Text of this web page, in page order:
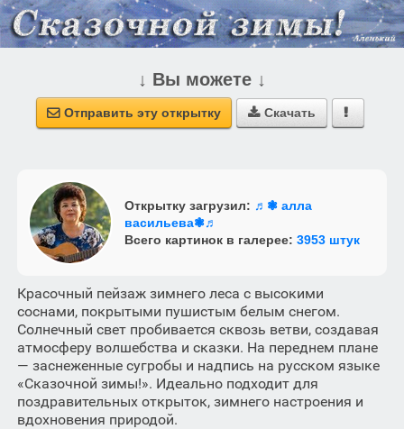
↓ Вы можете ↓
 Отправить эту открытку  Скачать 
Открытку загрузил: ♬❃ алла
васильева❃♬
Всего картинок в галерее: 3953 штук
Красочный пейзаж зимнего леса с высокими
соснами, покрытыми пушистым белым снегом.
Солнечный свет пробивается сквозь ветви, создавая
атмосферу волшебства и сказки. На переднем плане
— заснеженные сугробы и надпись на русском языке
«Сказочной зимы!». Идеально подходит для
поздравительных открыток, зимнего настроения и
вдохновения природой.